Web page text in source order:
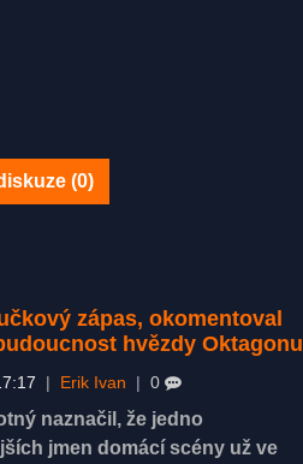
(0)
zápas, okomentoval
hvězdy Oktagonu
| Erik Ivan | 0
naznačil, že jedno
jmen domácí scény už ve